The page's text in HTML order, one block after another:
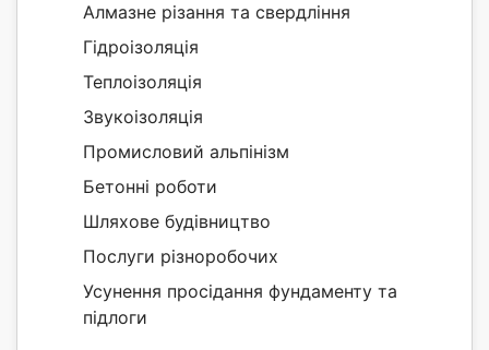
Алмазне різання та свердління
Гідроізоляція
Теплоізоляція
Звукоізоляція
Промисловий альпінізм
Бетонні роботи
Шляхове будівництво
Послуги різноробочих
Усунення просідання фундаменту та
підлоги